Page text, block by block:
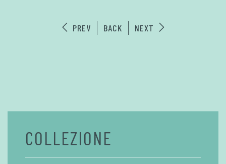
PREV BACK NEXT
COLLEZIONE